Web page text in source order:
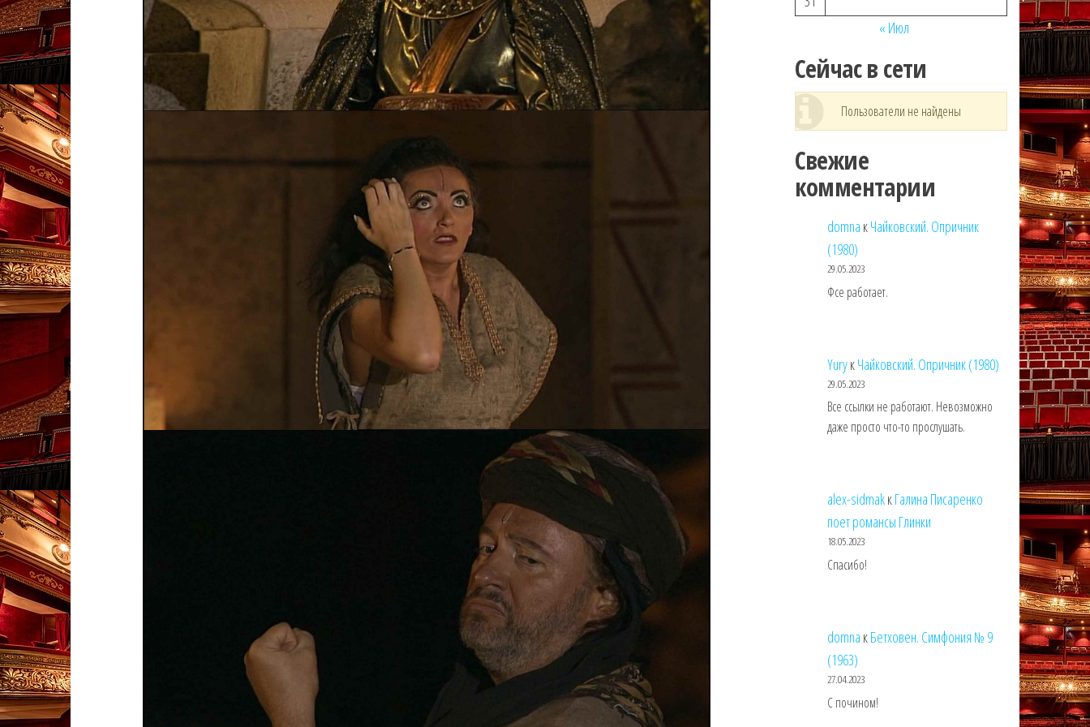
« Июл
Сейчас в сети
Пользователи не найдены
Свежие
комментарии
domna кЧайковский. Опричник
(1980)
29.05.2023
Фсе работает.
YuryкЧайковский. Опричник (1980)
29.05.2023
Все ссылки не работают. Невозможно
даже просто что-то прослушать.
alex-sidmakкГалина Писаренко
поет романсы Глинки
18.05.2023
Спасибо!
domna кБетховен. Симфония № 9
(1963)
27.04.2023
С почином!